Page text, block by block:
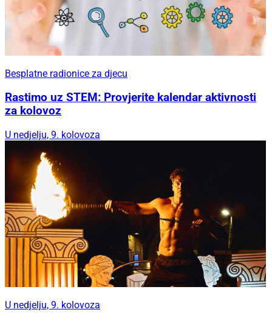
Besplatne radionice za djecu
Rastimo uz STEM: Provjerite kalendar aktivnosti
za kolovoz
U nedjelju, 9. kolovoza
U nedjelju, 9. kolovoza